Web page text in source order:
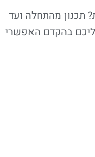
תכנון מהתחלה ועד
בהקדם האפשרי